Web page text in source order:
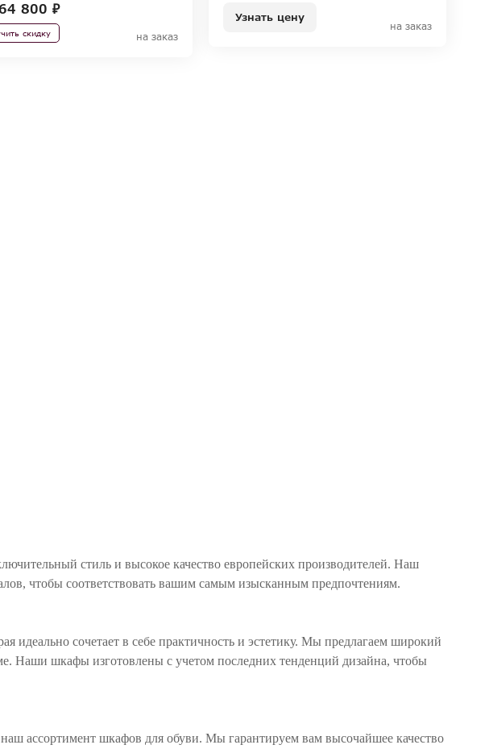
800 ₽
скидку на заказ
Узнать цену
на заказ
стиль и высокое качество европейских производителей. Наш
чтобы соответствовать вашим самым изысканным предпочтениям.
идеально сочетает в себе практичность и эстетику. Мы предлагаем широкий
Наши шкафы изготовлены с учетом последних тенденций дизайна, чтобы
ассортимент шкафов для обуви. Мы гарантируем вам высочайшее качество